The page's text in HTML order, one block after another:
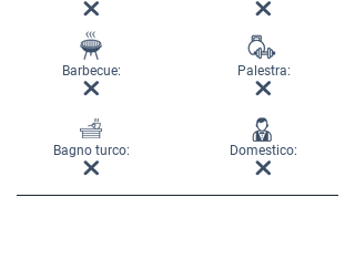
Barbecue:
Bagno turco:
Palestra:
Domestico: